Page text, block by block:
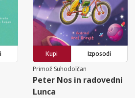
Kupi
Izposodi
Primož Suhodolčan
Peter Nos in radovedni
Lunca